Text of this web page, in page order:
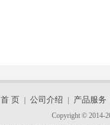
首 页 公司介绍 产品服务
Copyright © 2014-